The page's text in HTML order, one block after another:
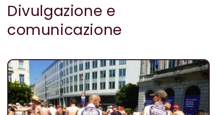
Divulgazione e
comunicazione